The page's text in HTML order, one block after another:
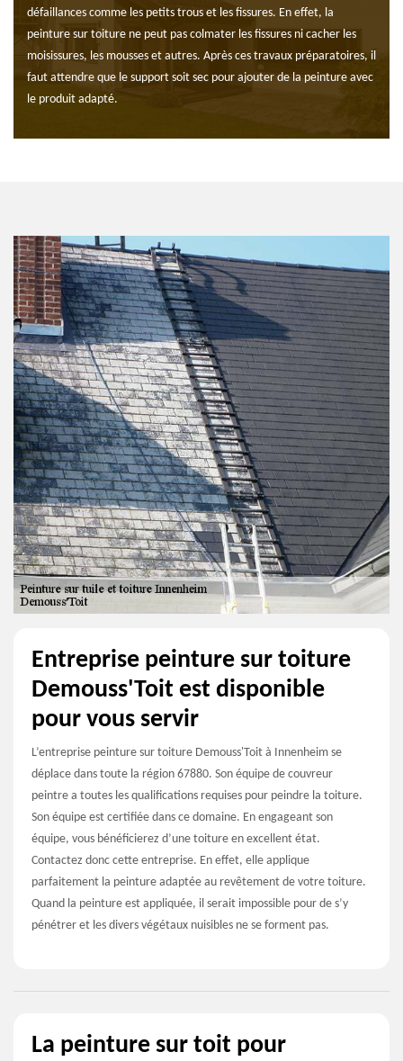
défaillances comme les petits trous et les fissures. En effet, la
peinture sur toiture ne peut pas colmater les fissures ni cacher les
moisissures, les mousses et autres. Après ces travaux préparatoires, il
faut attendre que le support soit sec pour ajouter de la peinture avec
le produit adapté.
Entreprise peinture sur toiture
Demouss'Toit est disponible
pour vous servir
L’entreprise peinture sur toiture Demouss'Toit à Innenheim se
déplace dans toute la région 67880. Son équipe de couvreur
peintre a toutes les qualifications requises pour peindre la toiture.
Son équipe est certifiée dans ce domaine. En engageant son
équipe, vous bénéficierez d’une toiture en excellent état.
Contactez donc cette entreprise. En effet, elle applique
parfaitement la peinture adaptée au revêtement de votre toiture.
Quand la peinture est appliquée, il serait impossible pour de s’y
pénétrer et les divers végétaux nuisibles ne se forment pas.
La peinture sur toit pour